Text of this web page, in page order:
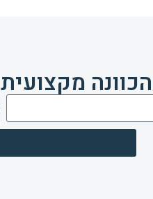
מקצועית